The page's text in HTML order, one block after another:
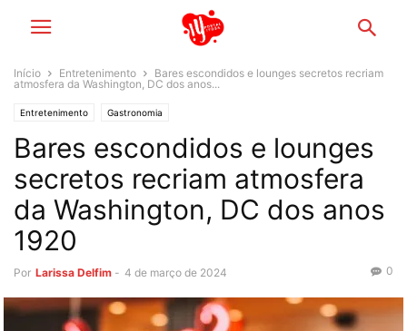
Início Entretenimento
Bares escondidos e lounges secretos recriam
atmosfera da Washington, DC dos anos...
Entretenimento Gastronomia
Bares escondidos e lounges
secretos recriam atmosfera
da Washington, DC dos anos
1920
Por Larissa Delfim - 4 de março de 2024 0